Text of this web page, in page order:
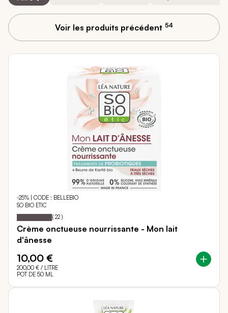
Voir les produits précédent 54
-25% | CODE : BELLEBIO
SO BIO ETIC
Notation: 98
% of
( 22 )
Crème onctueuse nourrissante - Mon lait
d'ânesse
10,00 €
200,00 € / LITRE
POT DE 50 ML